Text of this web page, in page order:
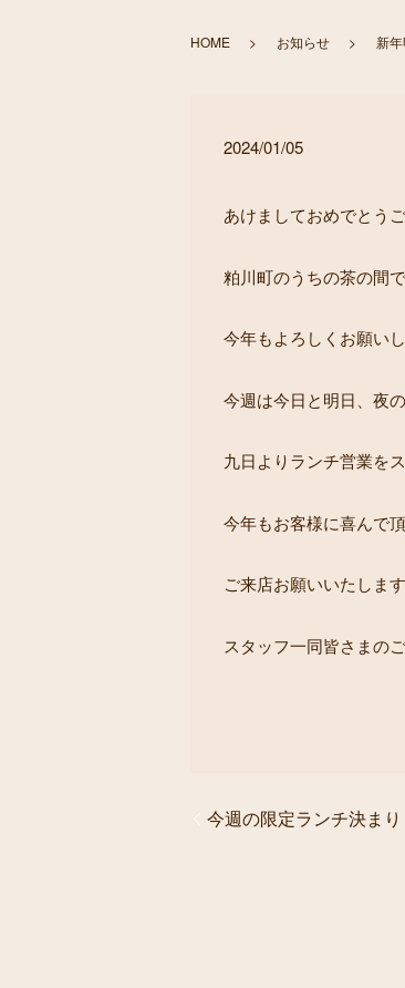
HOME お知らせ 新
2024/01/05
あけましておめでとう
粕川町のうちの茶の間
今年もよろしくお願いし
今週は今日と明日、夜
九日よりランチ営業を
今年もお客様に喜んで
ご来店お願いいたしま
スタッフ一同皆さまの
今週の限定ランチ決ま